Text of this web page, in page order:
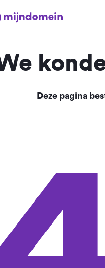
Deze pagina